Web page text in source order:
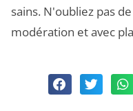
sains. N'oubliez pas
modération et avec